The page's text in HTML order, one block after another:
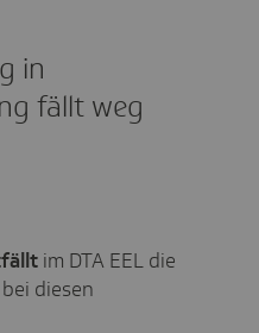
in
fällt weg
im DTA EEL die
bei diesen